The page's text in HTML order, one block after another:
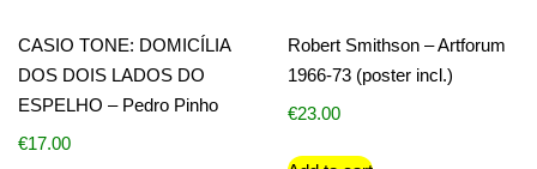
CASIO TONE: DOMICÍLIA
DOS DOIS LADOS DO
ESPELHO – Pedro Pinho
€17.00
Robert Smithson – Artforum
1966-73 (poster incl.)
€23.00